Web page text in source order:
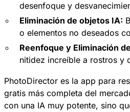
desenfoque y
Eliminación de objetos IA:
o elementos no deseados
Reenfoque y Eliminación
nitidez increíble a rostros y
PhotoDirector es la app para
gratis más completa del
con una IA muy potente, sino